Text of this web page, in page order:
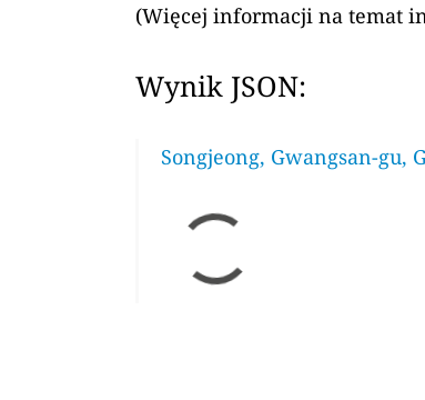
(Więcej informacji na temat
Wynik JSON:
Songjeong, Gwangsan-gu,